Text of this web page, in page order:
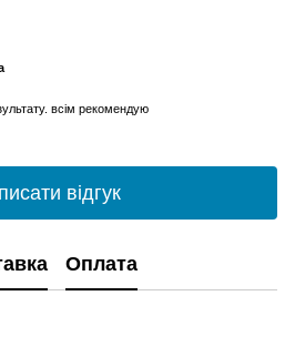
всім рекомендую
відгук
Оплата